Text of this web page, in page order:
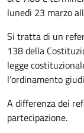
lunedì 23 marzo
Si tratta di un
138 della
legge
l’ordinamento
A differenza dei
partecipazione.